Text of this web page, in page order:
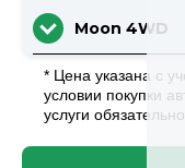
Moon 4WD
* Цена указана с
условии покупки
услуги